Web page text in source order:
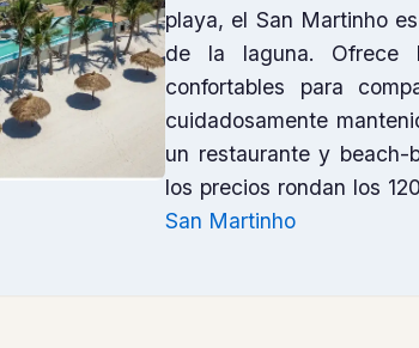
playa, el San Martinho
de la laguna. Ofrece
confortables para
cuidadosamente
un restaurante y
los precios rondan los
San Martinho